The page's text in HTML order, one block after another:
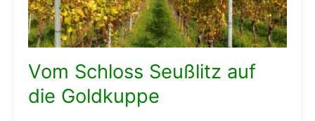
Vom Schloss Seußlitz auf
die Goldkuppe